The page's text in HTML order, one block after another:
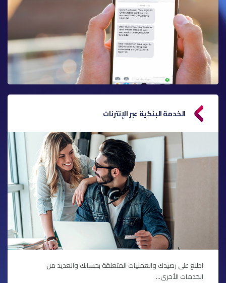
الخدمة البنكية عبر الإنترنات
اطلع على رصيدك والعمليات المتعلقة بحسابك والعديد من
الخدمات الأخرى...